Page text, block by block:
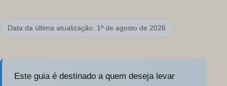
Data da última atualização: 1º de agosto de 2026
Este guia é destinado a quem deseja levar